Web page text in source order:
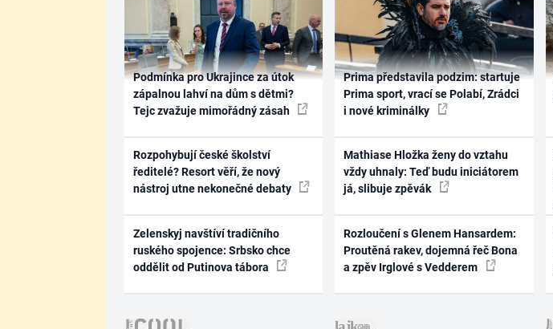
Podmínka pro Ukrajince za útok
zápalnou lahví na dům s dětmi?
Tejc zvažuje mimořádný zásah
Rozpohybují české školství
ředitelé? Resort věří, že nový
nástroj utne nekonečné debaty
Zelenskyj navštíví tradičního
ruského spojence: Srbsko chce
oddělit od Putinova tábora
Prima představila podzim: startuje
Prima sport, vrací se Polabí, Zrádci
i nové kriminálky
Mathiase Hložka ženy do vztahu
vždy uhnaly: Teď budu iniciátorem
já, slibuje zpěvák
Rozloučení s Glenem Hansardem:
Proutěná rakev, dojemná řeč Bona
a zpěv Irglové s Vedderem